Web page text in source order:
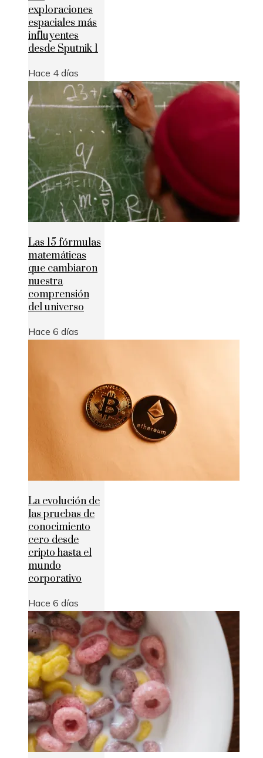
exploraciones
espaciales más
influyentes
desde Sputnik 1
Hace 4 días
Las 15 fórmulas
matemáticas
que cambiaron
nuestra
comprensión
del universo
Hace 6 días
La evolución de
las pruebas de
conocimiento
cero desde
cripto hasta el
mundo
corporativo
Hace 6 días